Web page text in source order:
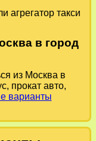
агрегатор такси
в город
из Москва в
прокат авто,
варианты